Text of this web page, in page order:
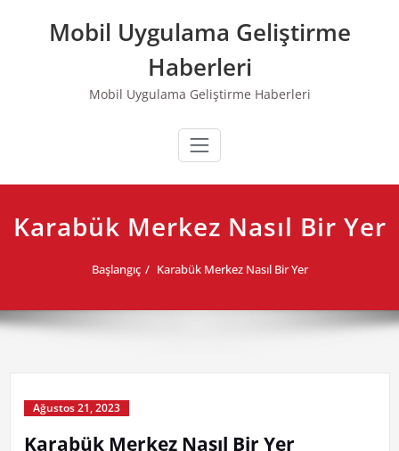
Mobil Uygulama Geliştirme
Haberleri
Mobil Uygulama Geliştirme Haberleri
Karabük Merkez Nasıl Bir Yer
Başlangıç Karabük Merkez Nasıl Bir Yer
Ağustos 21, 2023
Karabük Merkez Nasıl Bir Yer